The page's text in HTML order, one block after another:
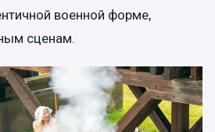
военной форме,
сценам.